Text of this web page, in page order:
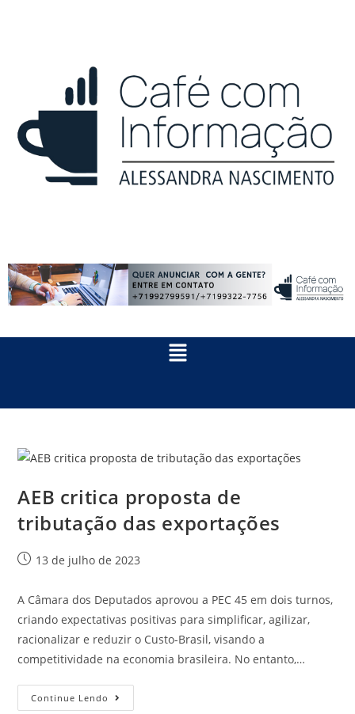
AEB critica proposta de
tributação das exportações
13 de julho de 2023
A Câmara dos Deputados aprovou a PEC 45 em dois turnos,
criando expectativas positivas para simpliﬁcar, agilizar,
racionalizar e reduzir o Custo-Brasil, visando a
competitividade na economia brasileira. No entanto,…
Continue Lendo